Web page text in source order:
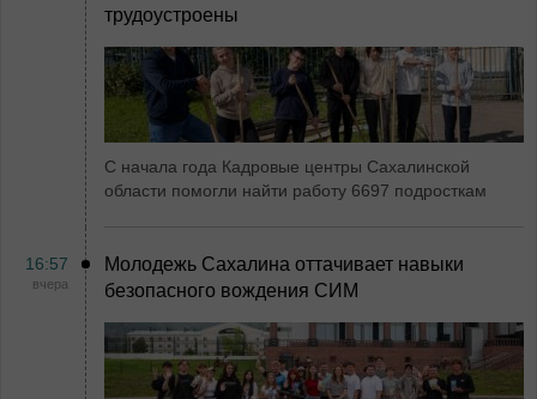
трудоустроены
С начала года Кадровые центры Сахалинской
области помогли найти работу 6697 подросткам
16:57
вчера
Молодежь Сахалина оттачивает навыки
безопасного вождения СИМ